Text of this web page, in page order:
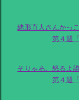
緒形直人さんかっ
第４週
そりゃあ、怒るよ
第４週